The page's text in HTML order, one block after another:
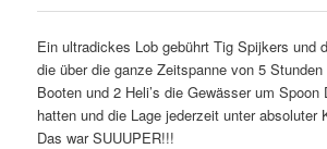
Ein ultradickes Lob gebührt Tig Spijkers und
die über die ganze Zeitspanne von 5
Booten und 2 Heli’s die Gewässer um
hatten und die Lage jederzeit unter
Das war SUUUPER!!!